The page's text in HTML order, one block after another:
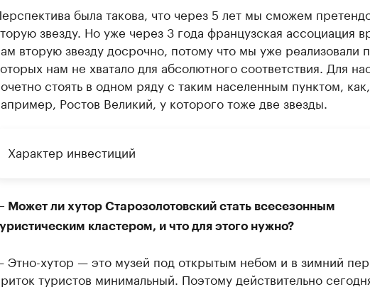
была такова, что через 5 лет мы сможем
звезду. Но уже через 3 года французская ассоциация
вторую звезду досрочно, потому что мы уже реализовали
нам не хватало для абсолютного соответствия. Для
стоять в одном ряду с таким населенным пунктом, как,
Ростов Великий, у которого тоже две звезды.
Характер инвестиций
Может ли хутор Старозолотовский стать всесезонным
кластером, и что для этого нужно?
Этно-хутор — это музей под открытым небом и в зимний
туристов минимальный. Поэтому действительно